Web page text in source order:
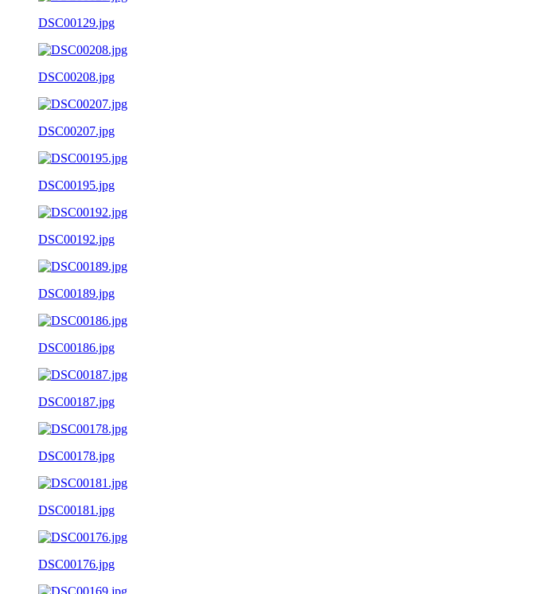
DSC00129.jpg
DSC00208.jpg
DSC00207.jpg
DSC00195.jpg
DSC00192.jpg
DSC00189.jpg
DSC00186.jpg
DSC00187.jpg
DSC00178.jpg
DSC00181.jpg
DSC00176.jpg